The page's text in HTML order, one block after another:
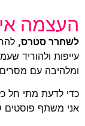
העצמה
לשחרר סטרס,
עייפות ולהוריד
ומלהיבה עם
כדי לדעת מתי חל
אני משתף פוסטים